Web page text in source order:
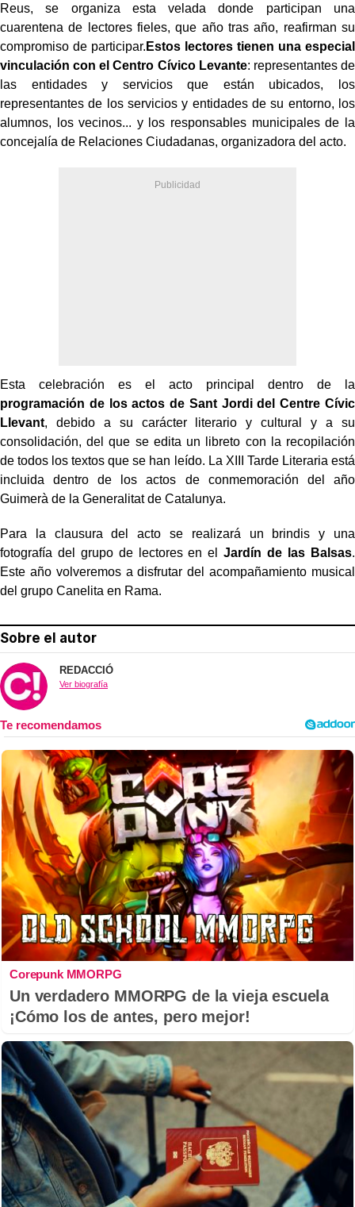
Reus, se organiza esta velada donde participan una
cuarentena de lectores fieles, que año tras año, reafirman su
compromiso de participar. Estos lectores tienen una especial
vinculación con el Centro Cívico Levante: representantes de
las entidades y servicios que están ubicados, los
representantes de los servicios y entidades de su entorno, los
alumnos, los vecinos... y los responsables municipales de la
concejalía de Relaciones Ciudadanas, organizadora del acto.
Esta celebración es el acto principal dentro de la
programación de los actos de Sant Jordi del Centre Cívic
Llevant, debido a su carácter literario y cultural y a su
consolidación, del que se edita un libreto con la recopilación
de todos los textos que se han leído. La XIII Tarde Literaria está
incluida dentro de los actos de conmemoración del año
Guimerà de la Generalitat de Catalunya.
Para la clausura del acto se realizará un brindis y una
fotografía del grupo de lectores en elJardín de las Balsas.
Este año volveremos a disfrutar del acompañamiento musical
del grupo Canelita en Rama.
Sobre el autor
REDACCIÓ
Ver biografía
Corepunk MMORPG
Un verdadero MMORPG de la vieja escuela
¡Cómo los de antes, pero mejor!